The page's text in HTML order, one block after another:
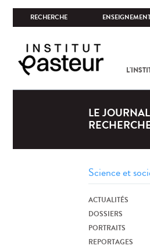
RECHERCHE
LE
ACTUALITÉS
DOSSIERS
PORTRAITS
REPORTAGES